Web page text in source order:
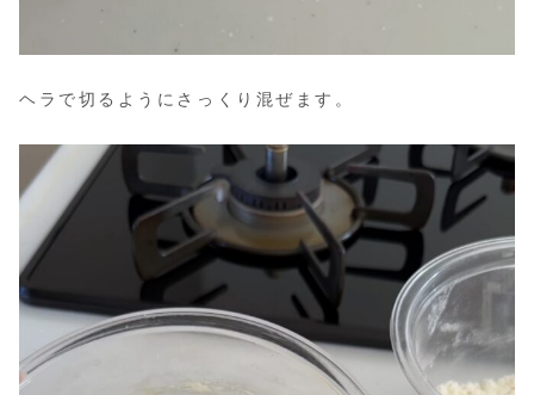
ヘラで切るようにさっくり混ぜます。